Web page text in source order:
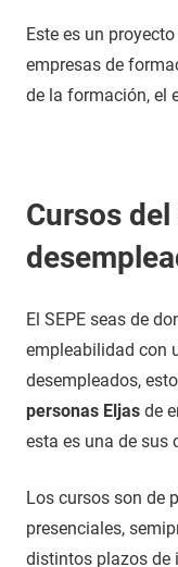
Este es un
empresas de
de la formación, el
Cursos del
El SEPE seas de
empleabilidad con
desempleados,
personas Eljas de
esta es una de sus
Los cursos son de
presenciales,
distintos plazos de